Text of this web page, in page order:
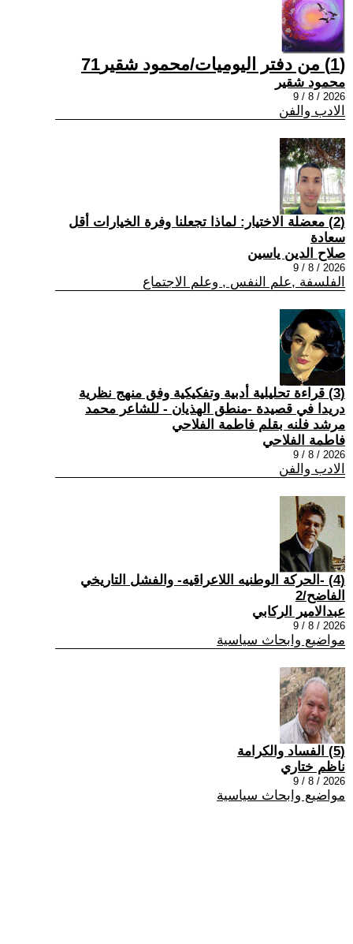
(1) من دفتر اليوميات/محمود شقير71
محمود شقير
2026 / 8 / 9
الادب والفن
(2) معضلة الاختيار: لماذا تجعلنا وفرة الخيارات أقل
سعادة
صلاح الدين ياسين
2026 / 8 / 9
الفلسفة ,علم النفس , وعلم الاجتماع
(3) قراءة تحليلية أدبية وتفكيكية وفق منهج نظرية
دريدا في قصيدة -منطق الهذيان - للشاعر محمد
مرشد فلنه بقلم فاطمة الفلاحي
فاطمة الفلاحي
2026 / 8 / 9
الادب والفن
(4) -الحركة الوطنيه اللاعراقيه- والفشل التاريخي
الفاضح/2
عبدالامير الركابي
2026 / 8 / 9
مواضيع وابحاث سياسية
(5) الفساد والكرامة
ناظم ختاري
2026 / 8 / 9
مواضيع وابحاث سياسية